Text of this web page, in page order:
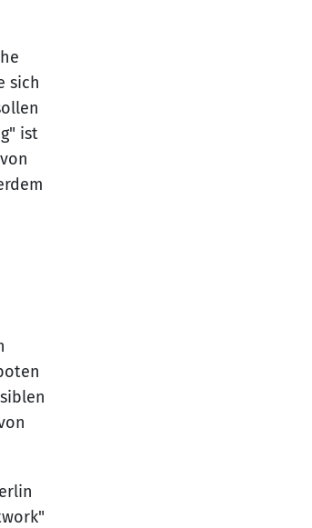
sich
ist